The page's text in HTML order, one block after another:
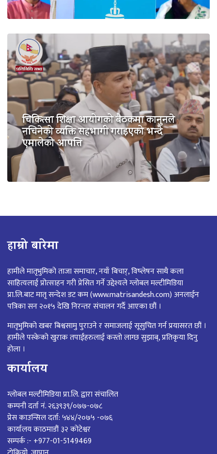
चिकित्सा शिक्षा आयोगको बैठकमा कानुनले
नचिनेको व्यक्ति सहभागी गराइएको भन्दै
एमालेको आपत्ति
हाम्रो बारेमा
हामीले मातृभुमिको ताजा समाचार, नयाँ बिचार्, विष्लेषन साथै कला
साहित्यलाई प्रोत्साहन गरी प्रेसित गर्ने उद्देश्यले ग्लोबल मल्टीमिडिया
प्रा.लि.बाट मातृ सन्देश डट कम (www.matrisandesh.com) अनलाईन
पत्रिका सन २०१५ देखि निरन्तर संचालन गर्दै आएका छौं ।
मातृभुमिको खबर बिश्वसामु पुराउने र समाजलाई सूसुचित गर्न प्रयासरत छौं ।
हामीले पस्केको खुराक तपाईंहरुलाई कस्तो लाग्छ सुझाब्, प्रतिकृया दिनु
होला ।
कार्यालय
ग्लोबल मल्टीमिडिया प्रा.लि. द्वारा संचालित
कम्पनी दर्ता नं. २६३९३९/०७७-०७८
प्रेस काउन्सिल दर्ता: ५४४/२०७५ -०७६
कार्यालय काठमाडौं ३२ कोटेश्वर
सम्पर्क :- +977-01-5149469